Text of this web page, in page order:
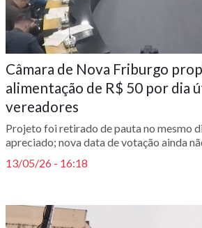
Câmara de Nova Friburgo
alimentação de R$ 50 por dia
vereadores
Projeto foi retirado de pauta no mesmo
apreciado; nova data de votação ainda
13/05/26 - 16:18